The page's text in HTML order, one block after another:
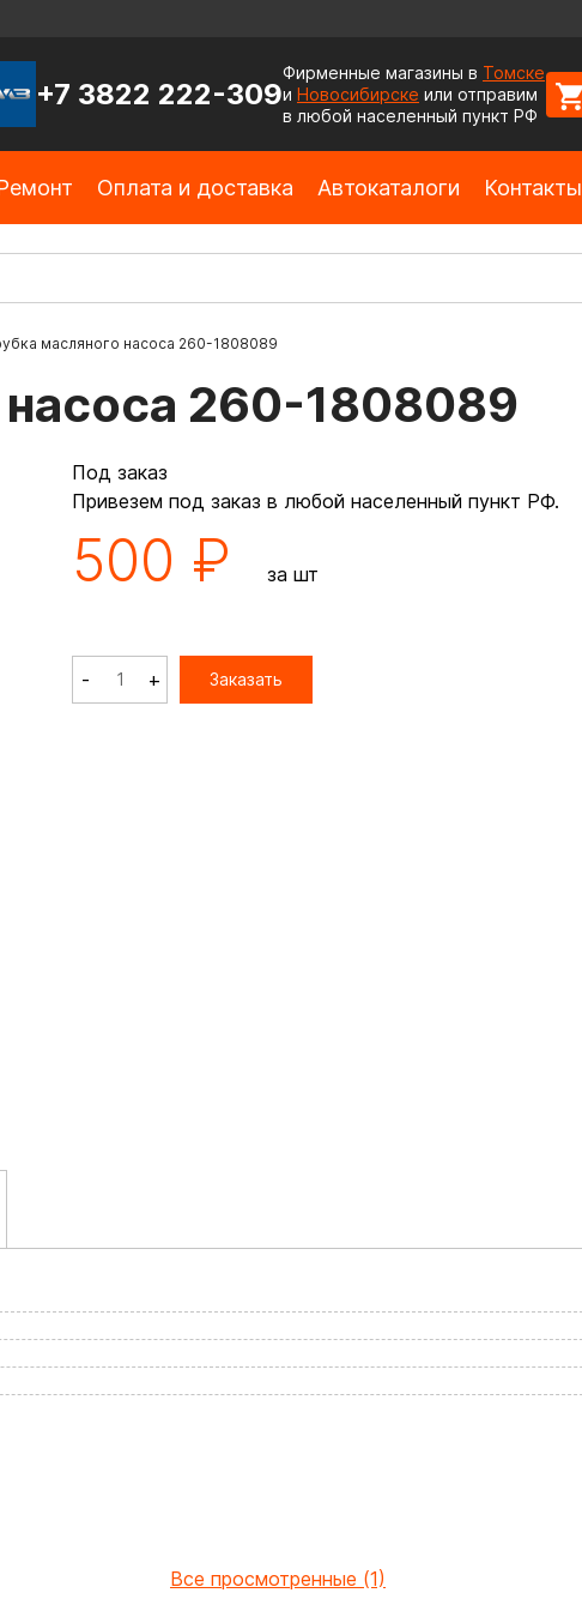
+7 3822 222-309
Фирменные магазины в Томске
и Новосибирске или отправим
в любой населенный пункт РФ
Оплата и доставка Автокаталоги Контакты
масляного насоса 260-1808089
насоса 260-1808089
Под заказ
Привезем под заказ в любой населенный пункт РФ.
500 ₽ за шт
- + Заказать
Все просмотренные (1)